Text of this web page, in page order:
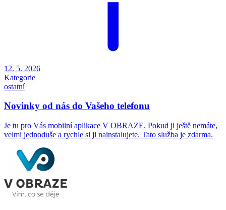
12. 5. 2026
Kategorie
ostatní
Novinky od nás do Vašeho telefonu
Je tu pro Vás mobilní aplikace V OBRAZE. Pokud ji ještě nemáte,
velmi jednoduše a rychle si ji nainstalujete. Tato služba je zdarma.